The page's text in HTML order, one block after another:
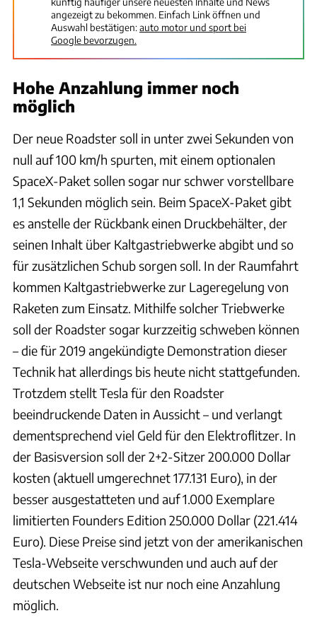
angezeigt zu bekommen. Einfach Link öffnen und
Auswahl bestätigen:auto motor und sport bei
Google bevorzugen.
Hohe Anzahlung immer noch
möglich
Der neue Roadster soll in unter zwei Sekunden von
null auf 100 km/h spurten, mit einem optionalen
SpaceX-Paket sollen sogar nur schwer vorstellbare
1,1 Sekunden möglich sein. Beim SpaceX-Paket gibt
es anstelle der Rückbank einen Druckbehälter, der
seinen Inhalt über Kaltgastriebwerke abgibt und so
für zusätzlichen Schub sorgen soll. In der Raumfahrt
kommen Kaltgastriebwerke zur Lageregelung von
Raketen zum Einsatz. Mithilfe solcher Triebwerke
soll der Roadster sogar kurzzeitig schweben können
– die für 2019 angekündigte Demonstration dieser
Technik hat allerdings bis heute nicht stattgefunden.
Trotzdem stellt Tesla für den Roadster
beeindruckende Daten in Aussicht – und verlangt
dementsprechend viel Geld für den Elektroflitzer. In
der Basisversion soll der 2+2-Sitzer 200.000 Dollar
kosten (aktuell umgerechnet 177.131 Euro), in der
besser ausgestatteten und auf 1.000 Exemplare
limitierten Founders Edition 250.000 Dollar (221.414
Euro). Diese Preise sind jetzt von der amerikanischen
Tesla-Webseite verschwunden und auch auf der
deutschen Webseite ist nur noch eine Anzahlung
möglich.